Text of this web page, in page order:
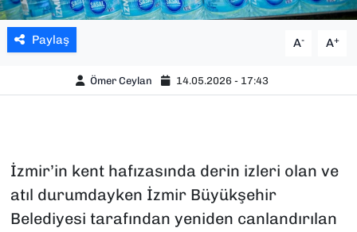
Paylaş A- A+
Ömer Ceylan 14.05.2026 - 17:43
İzmir’in kent hafızasında derin izleri olan ve
atıl durumdayken İzmir Büyükşehir
Belediyesi tarafından yeniden canlandırılan